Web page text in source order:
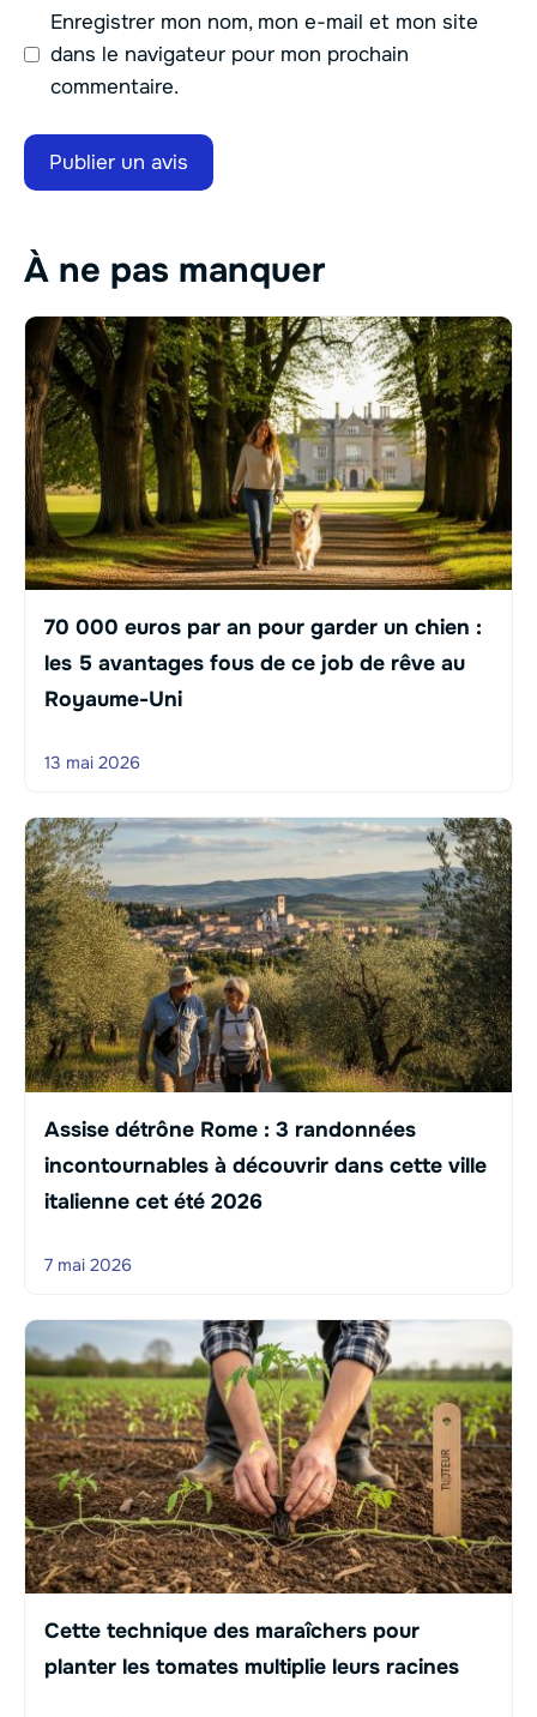
Enregistrer mon nom, mon e-mail et mon site
dans le navigateur pour mon prochain
commentaire.
À ne pas manquer
70 000 euros par an pour garder un chien :
les 5 avantages fous de ce job de rêve au
Royaume-Uni
13 mai 2026
Assise détrône Rome : 3 randonnées
incontournables à découvrir dans cette ville
italienne cet été 2026
7 mai 2026
Cette technique des maraîchers pour
planter les tomates multiplie leurs racines